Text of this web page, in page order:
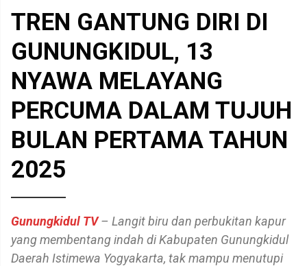
TREN GANTUNG DIRI DI
GUNUNGKIDUL, 13
NYAWA MELAYANG
PERCUMA DALAM TUJUH
BULAN PERTAMA TAHUN
2025
Gunungkidul TV– Langit biru dan perbukitan kapur
yang membentang indah di Kabupaten Gunungkidul
Daerah Istimewa Yogyakarta, tak mampu menutupi